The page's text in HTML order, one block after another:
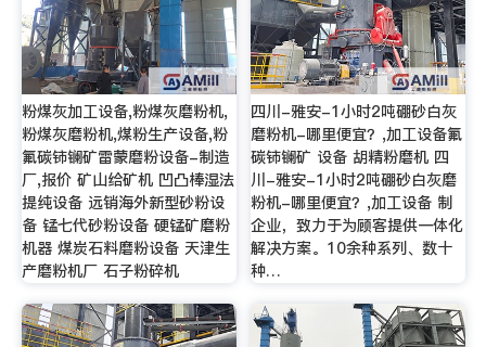
粉煤灰加工设备,粉煤灰磨粉机,
粉煤灰磨粉机,煤粉生产设备,粉
氟碳铈镧矿雷蒙磨粉设备-制造
厂,报价 矿山给矿机 凹凸棒湿法
提纯设备 远销海外新型砂粉设
备 锰七代砂粉设备 硬锰矿磨粉
机器 煤炭石料磨粉设备 天津生
产磨粉机厂 石子粉碎机
四川-雅安-1小时2吨硼砂白灰
磨粉机-哪里便宜？,加工设备氟
碳铈镧矿 设备 胡精粉磨机 四
川-雅安-1小时2吨硼砂白灰磨
粉机-哪里便宜？,加工设备 制
企业，致力于为顾客提供一体化
解决方案。10余种系列、数十
种…